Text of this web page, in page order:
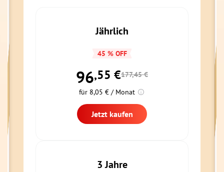
Jährlich
45 % OFF
96,55 €177,45 €
für 8,05 € / Monat
Jetzt kaufen
3 Jahre